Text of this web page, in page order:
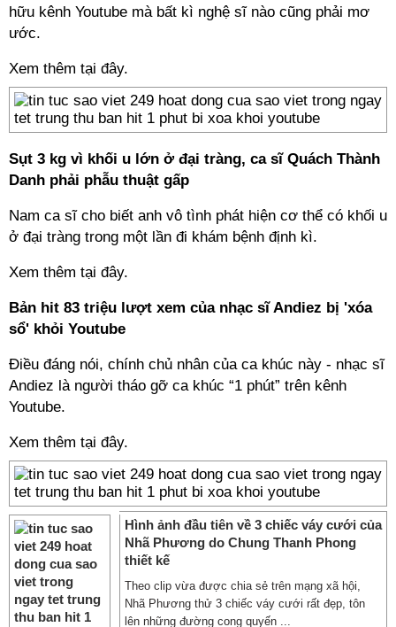
hữu kênh Youtube mà bất kì nghệ sĩ nào cũng phải mơ
ước.
Xem thêm tại đây.
Sụt 3 kg vì khối u lớn ở đại tràng, ca sĩ Quách Thành
Danh phải phẫu thuật gấp
Nam ca sĩ cho biết anh vô tình phát hiện cơ thể có khối u
ở đại tràng trong một lần đi khám bệnh định kì.
Xem thêm tại đây.
Bản hit 83 triệu lượt xem của nhạc sĩ Andiez bị 'xóa
sổ' khỏi Youtube
Điều đáng nói, chính chủ nhân của ca khúc này - nhạc sĩ
Andiez là người tháo gỡ ca khúc “1 phút” trên kênh
Youtube.
Xem thêm tại đây.
Hình ảnh đầu tiên về 3 chiếc váy cưới của
Nhã Phương do Chung Thanh Phong
thiết kế
Theo clip vừa được chia sẻ trên mạng xã hội,
Nhã Phương thử 3 chiếc váy cưới rất đẹp, tôn
lên những đường cong quyến ...